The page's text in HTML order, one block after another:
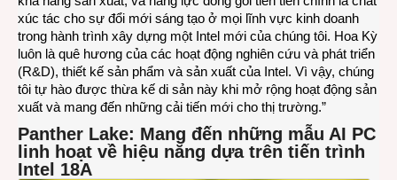
xúc tác cho sự đổi mới sáng tạo ở mọi lĩnh vực kinh doanh
trong hành trình xây dựng một Intel mới của chúng tôi. Hoa Kỳ
luôn là quê hương của các hoạt động nghiên cứu và phát triển
(R&D), thiết kế sản phẩm và sản xuất của Intel. Vì vậy, chúng
tôi tự hào được thừa kế di sản này khi mở rộng hoạt động sản
xuất và mang đến những cải tiến mới cho thị trường.”
Panther Lake: Mang đến những mẫu AI PC
linh hoạt về hiệu năng dựa trên tiến trình
Intel 18A